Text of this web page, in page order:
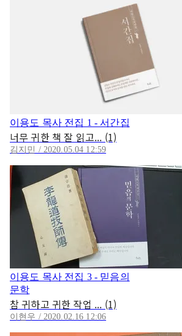
이용도 목사 전집 1 - 서간집
너무 귀한 책 잘 읽고... (1)
김지민 / 2020.05.04 12:59
이용도 목사 전집 3 - 믿음의
문학
참 귀하고 귀한 작업 ... (1)
이현우 / 2020.02.16 12:06